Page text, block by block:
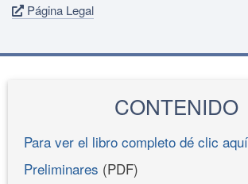
Página Legal
CONTENIDO
Para ver el libro completo dé clic aquí
Preliminares (PDF)